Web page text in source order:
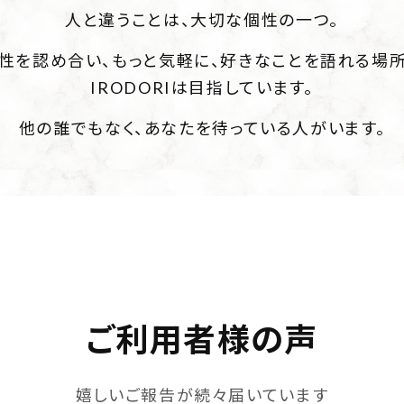
人と違うことは、大切な個性の一つ。
を認め合い、 もっと気軽に、好きなことを語れる場
IRODORIは目指しています。
他の誰でもなく、 あなたを待っている人がいます。
ご利用者様の声
嬉しいご報告が続々届いています